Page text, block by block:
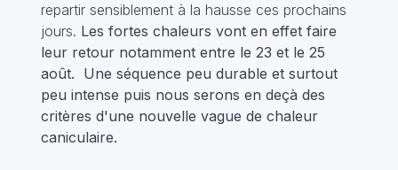
repartir sensiblement à la hausse ces prochains
jours. Les fortes chaleurs vont en effet faire
leur retour notamment entre le 23 et le 25
août. Une séquence peu durable et surtout
peu intense puis nous serons en deçà des
critères d'une nouvelle vague de chaleur
caniculaire.